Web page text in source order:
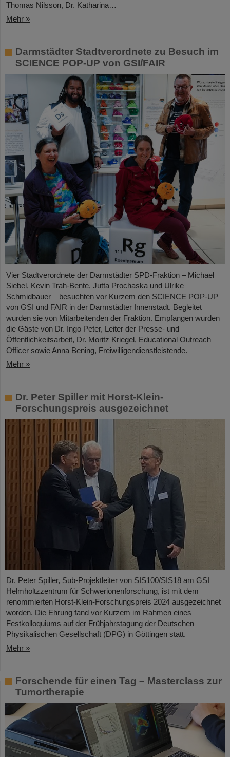
Thomas Nilsson, Dr. Katharina…
Mehr »
Darmstädter Stadtverordnete zu Besuch im
SCIENCE POP-UP von GSI/FAIR
Vier Stadtverordnete der Darmstädter SPD-Fraktion – Michael
Siebel, Kevin Trah-Bente, Jutta Prochaska und Ulrike
Schmidbauer – besuchten vor Kurzem den SCIENCE POP-UP
von GSI und FAIR in der Darmstädter Innenstadt. Begleitet
wurden sie von Mitarbeitenden der Fraktion. Empfangen wurden
die Gäste von Dr. Ingo Peter, Leiter der Presse- und
Öffentlichkeitsarbeit, Dr. Moritz Kriegel, Educational Outreach
Officer sowie Anna Bening, Freiwilligendienstleistende.
Mehr »
Dr. Peter Spiller mit Horst-Klein-
Forschungspreis ausgezeichnet
Dr. Peter Spiller, Sub-Projektleiter von SIS100/SIS18 am GSI
Helmholtzzentrum für Schwerionenforschung, ist mit dem
renommierten Horst-Klein-Forschungspreis 2024 ausgezeichnet
worden. Die Ehrung fand vor Kurzem im Rahmen eines
Festkolloquiums auf der Frühjahrstagung der Deutschen
Physikalischen Gesellschaft (DPG) in Göttingen statt.
Mehr »
Forschende für einen Tag – Masterclass zur
Tumortherapie